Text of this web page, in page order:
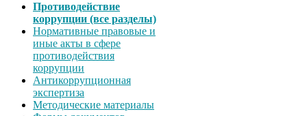
Противодействие
коррупции (все разделы)
Нормативные правовые и
иные акты в сфере
противодействия
коррупции
Антикоррупционная
экспертиза
Методические материалы